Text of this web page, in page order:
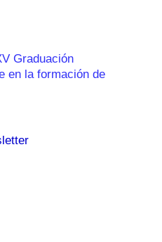
Graduación
en la formación de